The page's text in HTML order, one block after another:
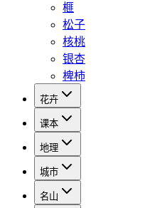
榧
松子
核桃
银杏
椑柿
花卉
课本
地理
城市
名山